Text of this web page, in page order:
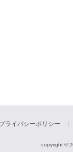
プライバシーポリシー
copyright ©